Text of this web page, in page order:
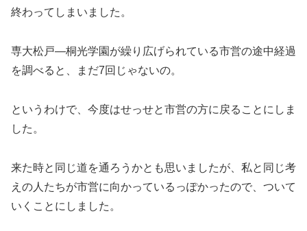
終わってしまいました。
専大松戸―桐光学園が繰り広げられている市営の途中経過
を調べると、まだ7回じゃないの。
というわけで、今度はせっせと市営の方に戻ることにしま
した。
来た時と同じ道を通ろうかとも思いましたが、私と同じ考
えの人たちが市営に向かっているっぽかったので、ついて
いくことにしました。